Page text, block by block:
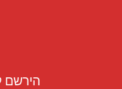
הירשם